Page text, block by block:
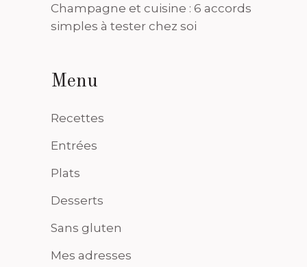
Champagne et cuisine : 6 accords
simples à tester chez soi
Menu
Recettes
Entrées
Plats
Desserts
Sans gluten
Mes adresses